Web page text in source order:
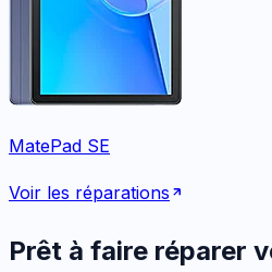
MatePad SE
Voir les réparations
Prêt à faire réparer